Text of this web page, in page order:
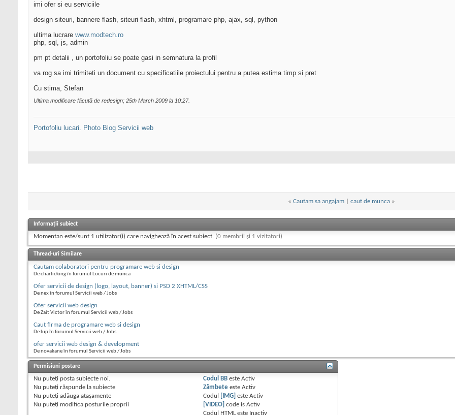
imi ofer si eu serviciile
design siteuri, bannere flash, siteuri flash, xhtml, programare php, ajax, sql, python
ultima lucrare www.modtech.ro
php, sql, js, admin
pm pt detalii , un portofoliu se poate gasi in semnatura la profil
va rog sa imi trimiteti un document cu specificatiile proiectului pentru a putea estima timp si pret
Cu stima, Stefan
Ultima modificare făcută de redesign; 25th March 2009 la 10:27.
Portofoliu lucari. Photo Blog Servicii web
« Cautam sa angajam| caut de munca »
Informații subiect
Momentan este/sunt 1 utilizator(i) care navighează în acest subiect. (0 membrii și 1 vizitatori)
Thread-uri Similare
Cautam colaboratori pentru programare web si design
De charlieking în forumul Locuri de munca
Ofer servicii de design (logo, layout, banner) si PSD 2 XHTML/CSS
De nex în forumul Servicii web / Jobs
Ofer servicii web design
De Zait Victor în forumul Servicii web / Jobs
Caut firma de programare web si design
De lup în forumul Servicii web / Jobs
ofer servicii web design & development
De novakane în forumul Servicii web / Jobs
Permisiuni postare
Nu puteţi posta subiecte noi.
Nu puteţi răspunde la subiecte
Nu puteţi adăuga ataşamente
Nu puteţi modifica posturile proprii
Codul BB esteActiv
Zâmbete esteActiv
Codul
[IMG] esteActiv
[VIDEO] code isActiv
Codul HTML este Inactiv